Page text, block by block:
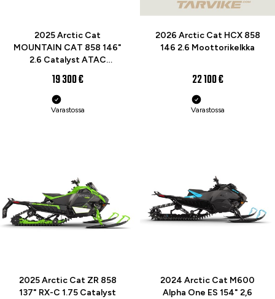
2025 Arctic Cat
MOUNTAIN CAT 858 146"
2.6 Catalyst ATAC
19 300 €
Varastossa
2026 Arctic Cat HCX 858
146 2.6 Moottorikelkka
22 100 €
Varastossa
2025 Arctic Cat ZR 858
137" RX-C 1.75 Catalyst
2024 Arctic Cat M600
Alpha One ES 154" 2,6